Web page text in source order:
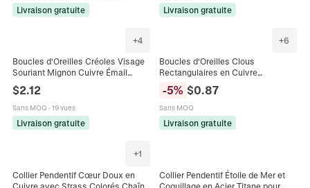
Livraison gratuite Livraison gratuite
+4
Boucles d'Oreilles Créoles Visage
Souriant Mignon Cuivre Émail
Coloré Emoji Boucle d'Oreille Avec
Strass Bijoux Femme
$2.12
Sans MOQ · 19 vues
Livraison gratuite
+6
Boucles d'Oreilles Clous
Rectangulaires en Cuivre
Minimalistes Avec Tige en Argent
Sterling 925 Géométriques Strass
Clous à Vis Bijoux Femme
-5% $0.87
Sans MOQ
Livraison gratuite
+1
Collier Pendentif Cœur Doux en
Cuivre avec Strass Colorés Chaîne
Collier Pendentif Étoile de Mer et
Coquillage en Acier Titane pour